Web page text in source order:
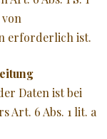
erforderlich ist.
Daten ist bei
Art. 6 Abs. 1 lit. a